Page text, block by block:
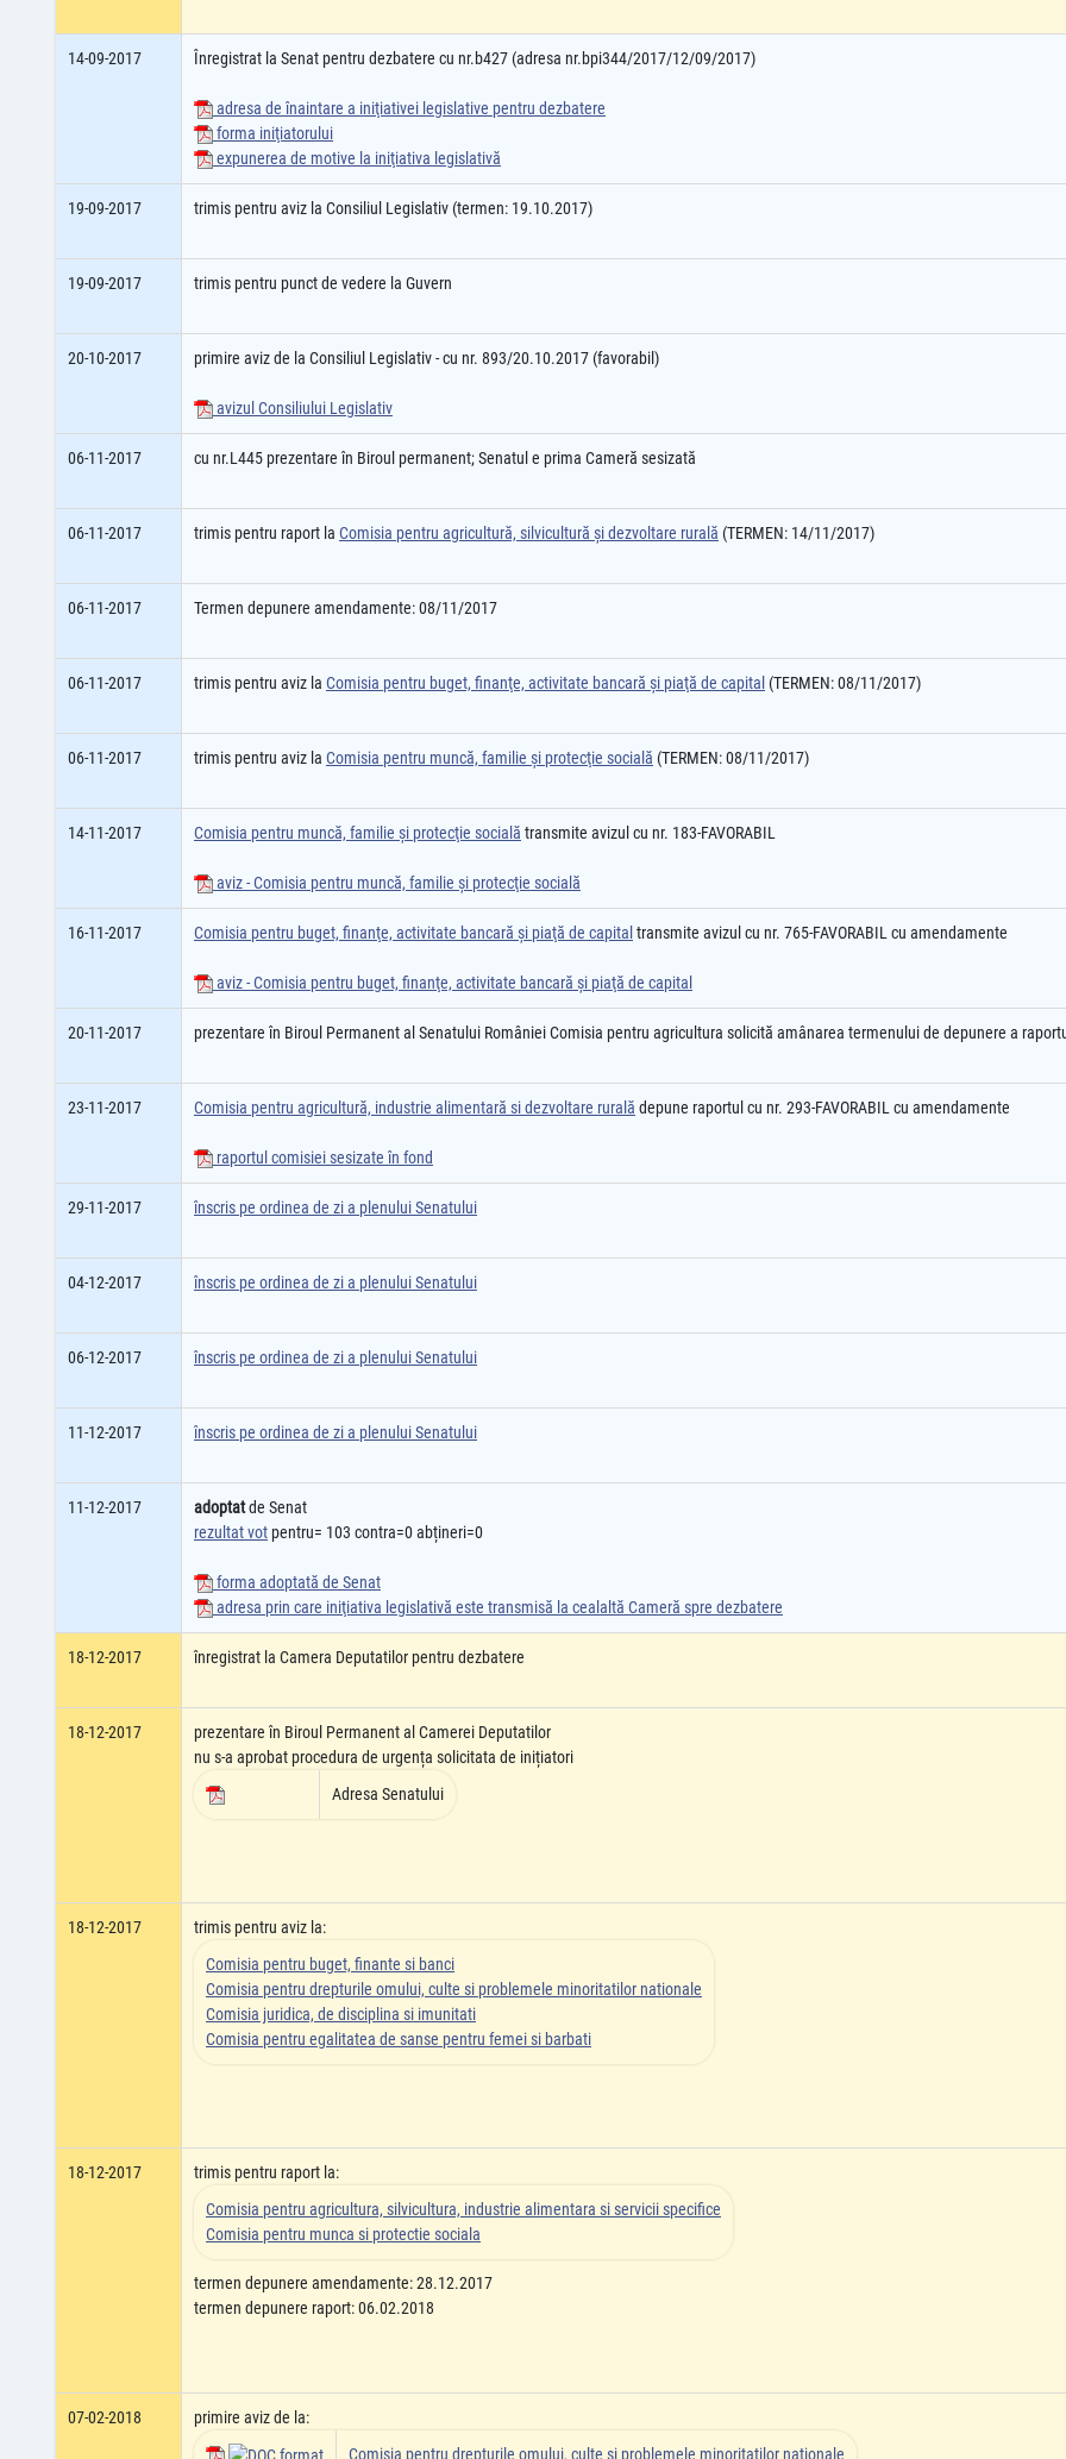
14-09-2017 Înregistrat la Senat pentru dezbatere cu nr.b427 (adresa nr.bpi344/2017/12/09/2017)
adresa de înaintare a iniţiativei legislative pentru dezbatere
forma iniţiatorului
expunerea de motive la iniţiativa legislativă
19-09-2017 trimis pentru aviz la Consiliul Legislativ (termen: 19.10.2017)
19-09-2017 trimis pentru punct de vedere la Guvern
20-10-2017 primire aviz de la Consiliul Legislativ - cu nr. 893/20.10.2017 (favorabil)
avizul Consiliului Legislativ
06-11-2017 cu nr.L445 prezentare în Biroul permanent; Senatul e prima Cameră sesizată
06-11-2017 trimis pentru raport la Comisia pentru agricultură, silvicultură şi dezvoltare rurală (TERMEN: 14/11/2017)
06-11-2017 Termen depunere amendamente: 08/11/2017
06-11-2017 trimis pentru aviz la Comisia pentru buget, finanţe, activitate bancară şi piaţă de capital (TERMEN: 08/11/2017)
06-11-2017 trimis pentru aviz la Comisia pentru muncă, familie şi protecţie socială (TERMEN: 08/11/2017)
14-11-2017 Comisia pentru muncă, familie şi protecţie socială transmite avizul cu nr. 183-FAVORABIL
aviz - Comisia pentru muncă, familie şi protecţie socială
16-11-2017 Comisia pentru buget, finanţe, activitate bancară şi piaţă de capital transmite avizul cu nr. 765-FAVORABIL cu amendamente
aviz - Comisia pentru buget, finanţe, activitate bancară şi piaţă de capital
20-11-2017 prezentare în Biroul Permanent al Senatului României Comisia pentru agricultura solicită amânarea termenului de depunere a
23-11-2017 Comisia pentru agricultură, industrie alimentară si dezvoltare rurală depune raportul cu nr. 293-FAVORABIL cu amendamente
raportul comisiei sesizate în fond
29-11-2017 înscris pe ordinea de zi a plenului Senatului
04-12-2017 înscris pe ordinea de zi a plenului Senatului
06-12-2017 înscris pe ordinea de zi a plenului Senatului
11-12-2017 înscris pe ordinea de zi a plenului Senatului
11-12-2017 adoptatde Senat
rezultat vot pentru= 103 contra=0 abțineri=0
forma adoptată de Senat
adresa prin care iniţiativa legislativă este transmisă la cealaltă Cameră spre dezbatere
18-12-2017 înregistrat la Camera Deputatilor pentru dezbatere
18-12-2017
prezentare în Biroul Permanent al Camerei Deputatilor
nu s-a aprobat procedura de urgența solicitata de inițiatori
Adresa Senatului
18-12-2017
trimis pentru aviz la:
Comisia pentru buget, finante si banci
Comisia pentru drepturile omului, culte si problemele minoritatilor nationale
Comisia juridica, de disciplina si imunitati
Comisia pentru egalitatea de sanse pentru femei si barbati
18-12-2017
trimis pentru raport la:
Comisia pentru agricultura, silvicultura, industrie alimentara si servicii specifice
Comisia pentru munca si protectie sociala
termen depunere amendamente: 28.12.2017
termen depunere raport: 06.02.2018
07-02-2018
primire aviz de la:
Comisia pentru drepturile omului, culte si problemele minoritatilor nationale